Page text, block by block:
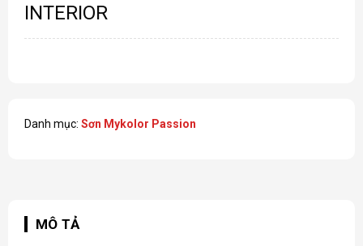
INTERIOR
Danh mục: Sơn Mykolor Passion
MÔ TẢ